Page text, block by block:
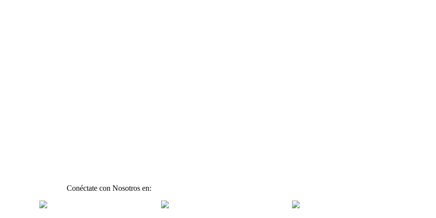
Conéctate con Nosotros en: